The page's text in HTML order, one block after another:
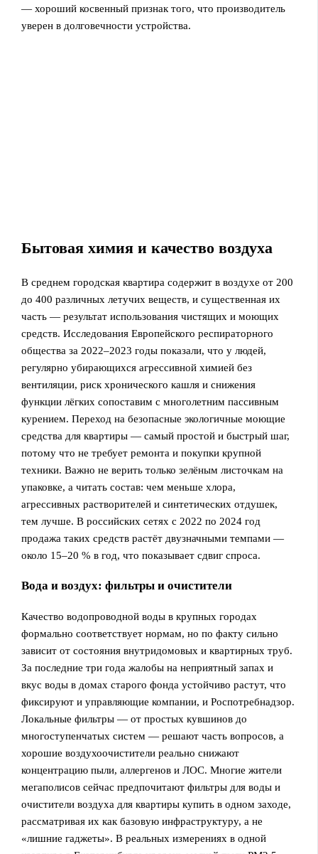
— хороший косвенный признак того, что производитель
уверен в долговечности устройства.
Бытовая химия и качество воздуха
В среднем городская квартира содержит в воздухе от 200
до 400 различных летучих веществ, и существенная их
часть — результат использования чистящих и моющих
средств. Исследования Европейского респираторного
общества за 2022–2023 годы показали, что у людей,
регулярно убирающихся агрессивной химией без
вентиляции, риск хронического кашля и снижения
функции лёгких сопоставим с многолетним пассивным
курением. Переход на безопасные экологичные моющие
средства для квартиры — самый простой и быстрый шаг,
потому что не требует ремонта и покупки крупной
техники. Важно не верить только зелёным листочкам на
упаковке, а читать состав: чем меньше хлора,
агрессивных растворителей и синтетических отдушек,
тем лучше. В российских сетях с 2022 по 2024 год
продажа таких средств растёт двузначными темпами —
около 15–20 % в год, что показывает сдвиг спроса.
Вода и воздух: фильтры и очистители
Качество водопроводной воды в крупных городах
формально соответствует нормам, но по факту сильно
зависит от состояния внутридомовых и квартирных труб.
За последние три года жалобы на неприятный запах и
вкус воды в домах старого фонда устойчиво растут, что
фиксируют и управляющие компании, и Роспотребнадзор.
Локальные фильтры — от простых кувшинов до
многоступенчатых систем — решают часть вопросов, а
хорошие воздухоочистители реально снижают
концентрацию пыли, аллергенов и ЛОС. Многие жители
мегаполисов сейчас предпочитают фильтры для воды и
очистители воздуха для квартиры купить в одном заходе,
рассматривая их как базовую инфраструктуру, а не
«лишние гаджеты». В реальных измерениях в одной